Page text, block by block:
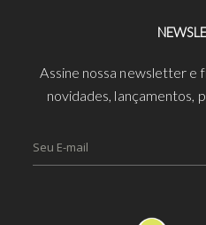
Assine nossa newsletter e
novidades, lançamentos,